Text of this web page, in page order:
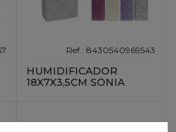
Ref.: 8430540969543
HUMIDIFICADOR
18X7X3,5CM SONIA